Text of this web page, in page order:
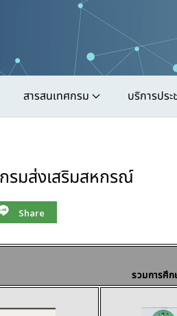
สารสนเทศกรม บริการประ
รมส่งเสริมสหกรณ์
Share
รวมการศึ